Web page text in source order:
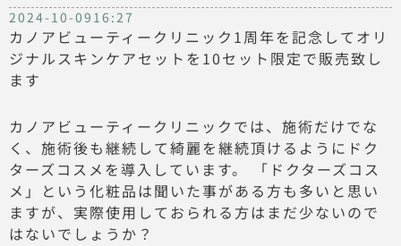
2024-10-09 16:27
カノアビューティークリニック1周年を記念してオリ
ジナルスキンケアセットを10セット限定で販売致し
ます
カノアビューティークリニックでは、施術だけでな
く、 施術後も継続して綺麗を継続頂けるようにドク
ターズコスメを導入 しています。 「ドクターズコス
メ」
という化粧品は聞いた事がある方も多いと思い
ますが、 実際使用しておられる方はまだ少ないので
はないでしょうか？